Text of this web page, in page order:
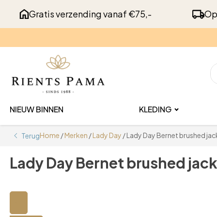
Gratis verzending vanaf €75,-
NIEUW BINNEN KLEDING
TerugHome /Merken /Lady Day / Lady Day Bernet brushed
Lady Day Bernet brushed